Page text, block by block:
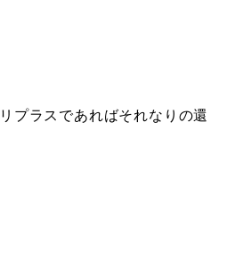
プラスであればそれなりの還